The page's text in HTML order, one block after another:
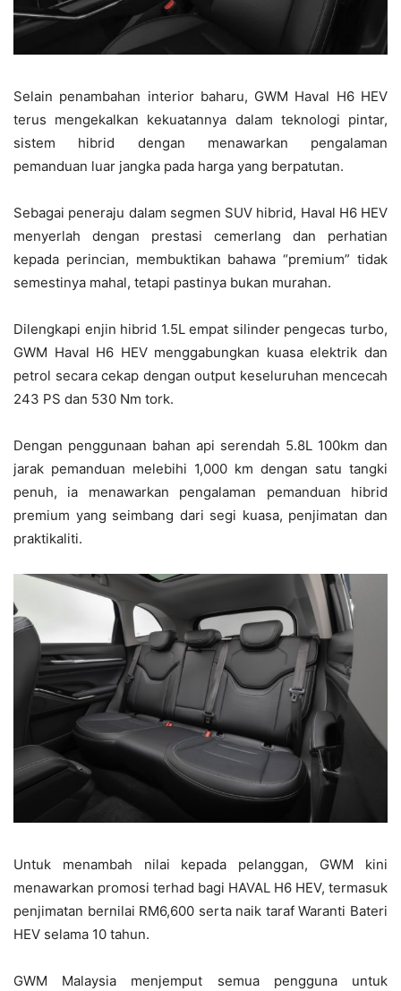
Selain penambahan interior baharu, GWM Haval H6 HEV
terus mengekalkan kekuatannya dalam teknologi pintar,
sistem hibrid dengan menawarkan pengalaman
pemanduan luar jangka pada harga yang berpatutan.
Sebagai peneraju dalam segmen SUV hibrid, Haval H6 HEV
menyerlah dengan prestasi cemerlang dan perhatian
kepada perincian, membuktikan bahawa “premium” tidak
semestinya mahal, tetapi pastinya bukan murahan.
Dilengkapi enjin hibrid 1.5L empat silinder pengecas turbo,
GWM Haval H6 HEV menggabungkan kuasa elektrik dan
petrol secara cekap dengan output keseluruhan mencecah
243 PS dan 530 Nm tork.
Dengan penggunaan bahan api serendah 5.8L 100km dan
jarak pemanduan melebihi 1,000 km dengan satu tangki
penuh, ia menawarkan pengalaman pemanduan hibrid
premium yang seimbang dari segi kuasa, penjimatan dan
praktikaliti.
Untuk menambah nilai kepada pelanggan, GWM kini
menawarkan promosi terhad bagi HAVAL H6 HEV, termasuk
penjimatan bernilai RM6,600 serta naik taraf Waranti Bateri
HEV selama 10 tahun.
GWM Malaysia menjemput semua pengguna untuk